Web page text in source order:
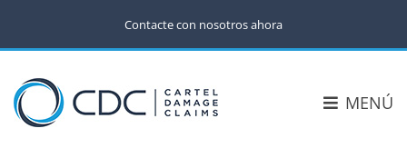
Contacte con nosotros ahora
MENÚ